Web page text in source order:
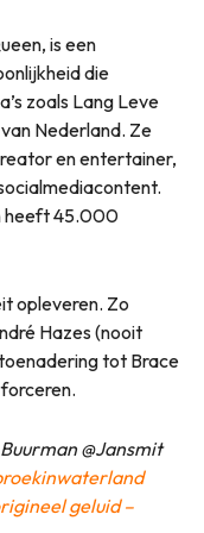
is een
die
zoals Lang Leve
Nederland. Ze
en entertainer,
heeft 45.000
opleveren. Zo
Hazes (nooit
tot Brace
@Jansmit
geluid –